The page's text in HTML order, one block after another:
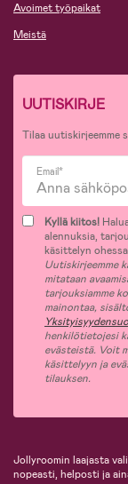
Avoimet työpaikat
Meistä
UUTISKIRJE
Tilaa uutiskirjeemme
Email*
Kyllä kiitos!
alennuksia,
käsittelyn
Uutiskirjeemme
mitataan
tarjouksiamme
mainontaa,
henkilötietojesi
evästeistä. Voit
käsittelyyn ja
tilauksen.
Jollyroomin laajasta
nopeasti, helposti ja